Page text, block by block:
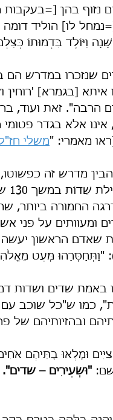
נזוף בהן [=בעקבות
לו] הוליד דומה
וַיּוֹלֶד בִּדְמוּתוֹ
שנזכרו במדרש הם
[בגמרא] 'רוחין
הרבה". זאת
אינו אלא בגדר
מאמרי: "משלי
מדרש זה
החמורה ביותר,
ומעוותים על פני
"וַתְּחַסְּרֵהוּ מְּעַט
באמת שדים ושדות
כמו ש"כל שוכב עם
ובהזיותיהם של
וּמָלְאוּ בָתֵּיהֶם
"וּשְׂעִירִים – שדים".